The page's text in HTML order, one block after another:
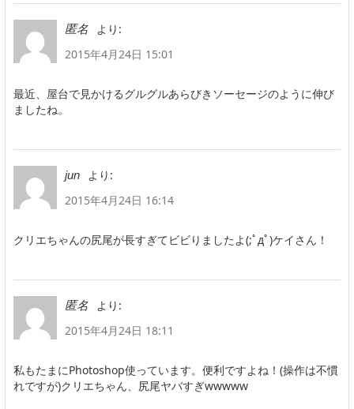
匿名
より:
2015年4月24日 15:01
最近、屋台で見かけるグルグルあらびきソーセージのように伸び
ましたね。
jun
より:
2015年4月24日 16:14
クリエちゃんの尻尾が長すぎてビビりましたよ(;ﾟдﾟ)ケイさん！
匿名
より:
2015年4月24日 18:11
私もたまにPhotoshop使っています。便利ですよね！(操作は不慣
れですが)クリエちゃん、尻尾ヤバすぎwwwww